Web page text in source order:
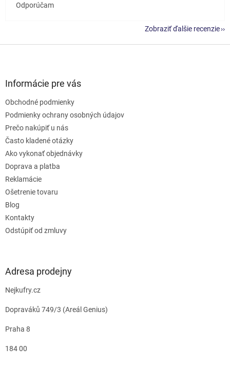
Odporúčam
Zobraziť ďalšie recenzie
Informácie pre vás
Obchodné podmienky
Podmienky ochrany osobných údajov
Prečo nakúpiť u nás
Často kladené otázky
Ako vykonať objednávky
Doprava a platba
Reklamácie
Ošetrenie tovaru
Blog
Kontakty
Odstúpiť od zmluvy
Adresa prodejny
Nejkufry.cz
Dopraváků 749/3 (Areál Genius)
Praha 8
184 00